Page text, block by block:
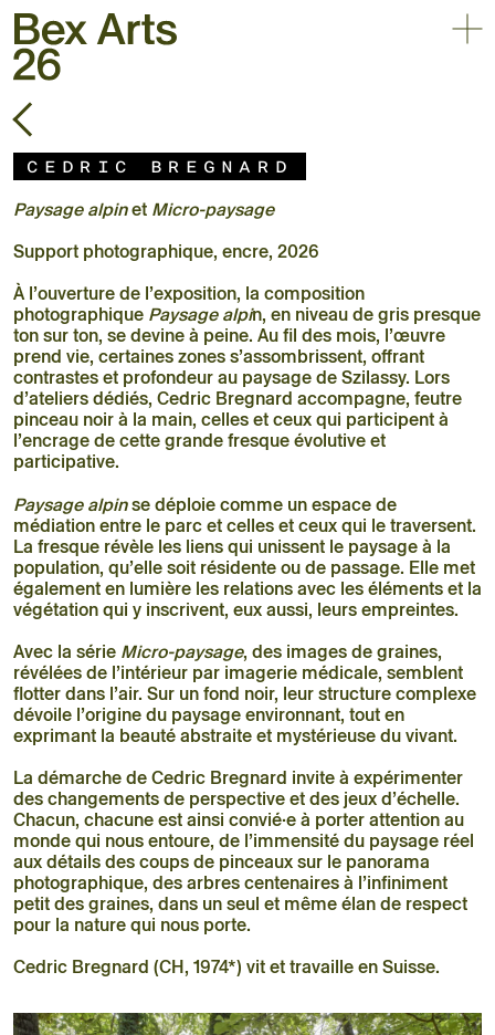
30.05 – 03.10.2026
Triennale d’art contemporain
en plein air
Accueil
Exposition
Artistes
Agenda
Pratique
À propos
Retour
Cedric Bregnard
Paysage alpinet Micro-paysage
Support photographique, encre, 2026
À l’ouverture de l’exposition, la composition
photographique Paysage alpin, en niveau de gris presque
ton sur ton, se devine à peine. Au fil des mois, l’œuvre
prend vie, certaines zones s’assombrissent, offrant
contrastes et profondeur au paysage de Szilassy. Lors
d’ateliers dédiés, Cedric Bregnard accompagne, feutre
pinceau noir à la main, celles et ceux qui participent à
l’encrage de cette grande fresque évolutive et
participative.
Paysage alpinse déploie comme un espace de
médiation entre le parc et celles et ceux qui le traversent.
La fresque révèle les liens qui unissent le paysage à la
population, qu’elle soit résidente ou de passage. Elle met
également en lumière les relations avec les éléments et la
végétation qui y inscrivent, eux aussi, leurs empreintes.
Avec la série Micro-paysage, des images de graines,
révélées de l’intérieur par imagerie médicale, semblent
flotter dans l’air. Sur un fond noir, leur structure complexe
dévoile l’origine du paysage environnant, tout en
exprimant la beauté abstraite et mystérieuse du vivant.
La démarche de Cedric Bregnard invite à expérimenter
des changements de perspective et des jeux d’échelle.
Chacun, chacune est ainsi convié·e à porter attention au
monde qui nous entoure, de l’immensité du paysage réel
aux détails des coups de pinceaux sur le panorama
photographique, des arbres centenaires à l’infiniment
petit des graines, dans un seul et même élan de respect
pour la nature qui nous porte.
Cedric Bregnard (CH, 1974*) vit et travaille en Suisse.